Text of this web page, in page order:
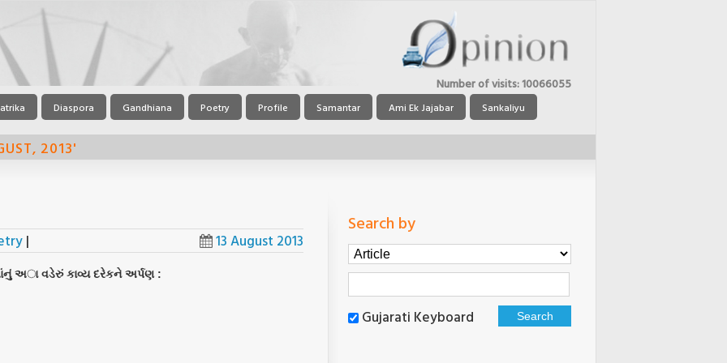
Number of visits:10066055
Diaspora Gandhiana Poetry Profile Samantar Ami Ek Jajabar Sankaliyu
2013'
| 13 August 2013
અા વડેરું કાવ્ય દરેકને અર્પણ :
Search by
Gujarati Keyboard